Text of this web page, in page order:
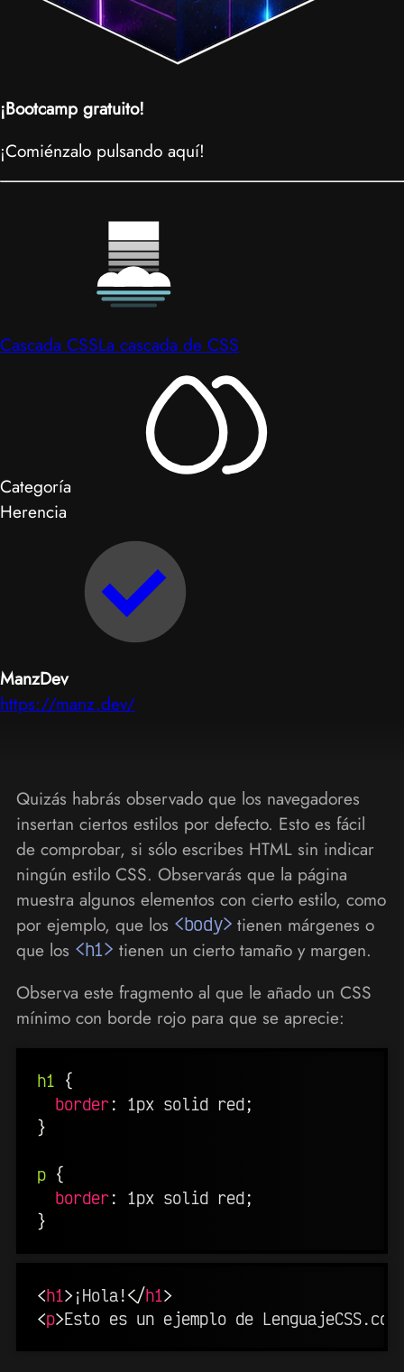
¡Bootcamp gratuito!
¡Comiénzalo pulsando aquí!
Cascada CSSLa cascada de CSS
Categoría
Herencia
ManzDev
https://manz.dev/
Quizás habrás observado que los navegadores
insertan ciertos estilos por defecto. Esto es fácil
de comprobar, si sólo escribes HTML sin indicar
ningún estilo CSS. Observarás que la página
muestra algunos elementos con cierto estilo, como
por ejemplo, que los <body> tienen márgenes o
que los <h1> tienen un cierto tamaño y margen.
Observa este fragmento al que le añado un CSS
mínimo con borde rojo para que se aprecie:
h1 {
border: 1px solid red;
}
p {
border: 1px solid red;
}
<h1>¡Hola!</h1>
<p>Esto es un ejemplo de